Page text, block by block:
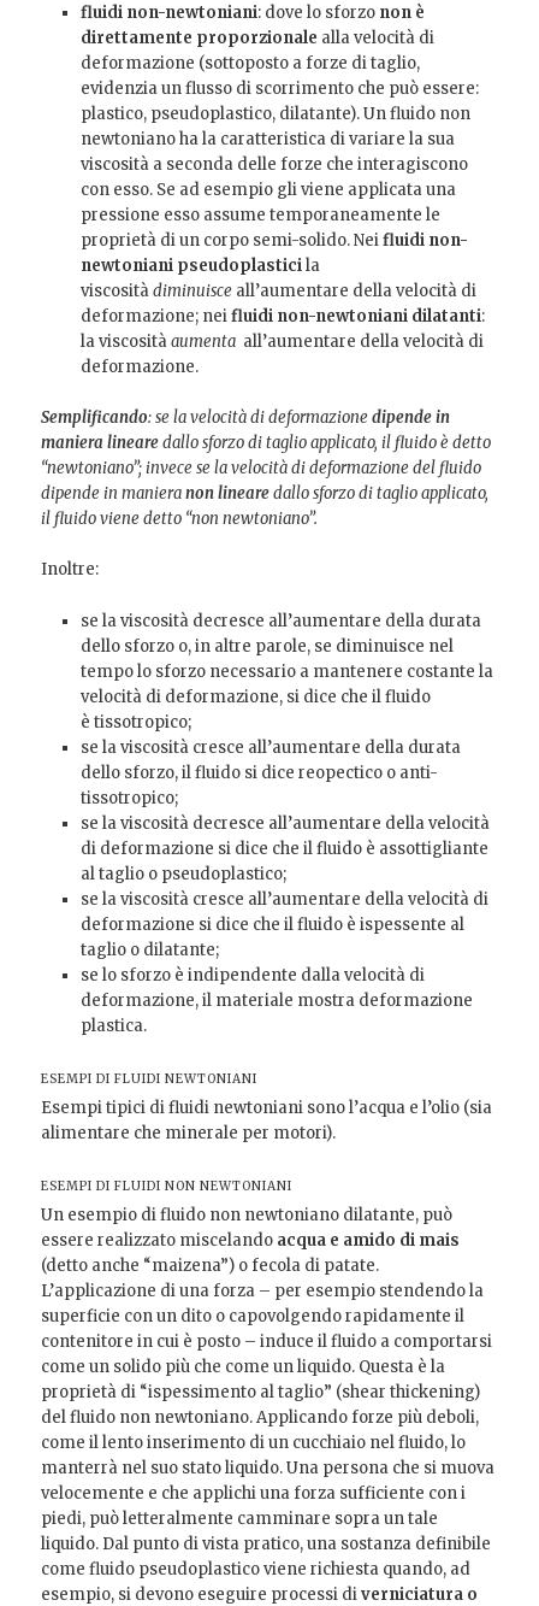
fluidi non-newtoniani: dove lo sforzo non è
direttamente proporzionale alla velocità di
deformazione (sottoposto a forze di taglio,
evidenzia un flusso di scorrimento che può essere:
plastico, pseudoplastico, dilatante). Un fluido non
newtoniano ha la caratteristica di variare la sua
viscosità a seconda delle forze che interagiscono
con esso. Se ad esempio gli viene applicata una
pressione esso assume temporaneamente le
proprietà di un corpo semi-solido. Neifluidi non-
newtoniani pseudoplasticila
viscositàdiminuisce all’aumentare della velocità di
deformazione; neifluidi non-newtoniani dilatanti:
la viscositàaumentaall’aumentare della velocità di
deformazione.
Semplificando: se la velocità di deformazionedipende in
maniera linearedallo sforzo di taglio applicato, il fluido è detto
“newtoniano”; invece se la velocità di deformazione del fluido
dipende in manieranon linearedallo sforzo di taglio applicato,
il fluido viene detto “non newtoniano”.
Inoltre:
se la viscosità decresce all’aumentare della durata
dello sforzo o, in altre parole, se diminuisce nel
tempo lo sforzo necessario a mantenere costante la
velocità di deformazione, si dice che il fluido
è tissotropico;
se la viscosità cresce all’aumentare della durata
dello sforzo, il fluido si dice reopectico o anti-
tissotropico;
se la viscosità decresce all’aumentare della velocità
di deformazione si dice che il fluido è assottigliante
al taglio o pseudoplastico;
se la viscosità cresce all’aumentare della velocità di
deformazione si dice che il fluido è ispessente al
taglio o dilatante;
se lo sforzo è indipendente dalla velocità di
deformazione, il materiale mostra deformazione
plastica.
ESEMPI DI FLUIDI NEWTONIANI
Esempi tipici di fluidi newtoniani sono l’acqua e l’olio (sia
alimentare che minerale per motori).
ESEMPI DI FLUIDI NON NEWTONIANI
Un esempio di fluido non newtoniano dilatante, può
essere realizzato miscelando acqua e amido di mais
(detto anche “maizena”) o fecola di patate.
L’applicazione di una forza – per esempio stendendo la
superficie con un dito o capovolgendo rapidamente il
contenitore in cui è posto – induce il fluido a comportarsi
come un solido più che come un liquido. Questa è la
proprietà di “ispessimento al taglio” (shear thickening)
del fluido non newtoniano. Applicando forze più deboli,
come il lento inserimento di un cucchiaio nel fluido, lo
manterrà nel suo stato liquido. Una persona che si muova
velocemente e che applichi una forza sufficiente con i
piedi, può letteralmente camminare sopra un tale
liquido. Dal punto di vista pratico, una sostanza definibile
come fluido pseudoplastico viene richiesta quando, ad
esempio, si devono eseguire processi diverniciatura o